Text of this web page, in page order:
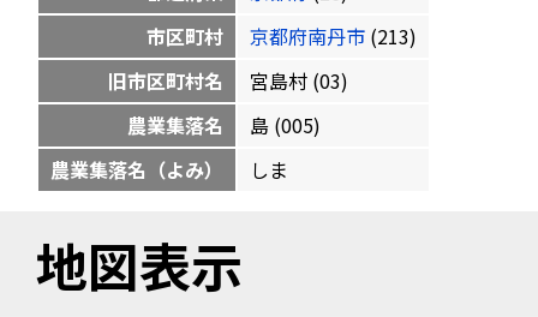
市区町村
京都府南丹市 (213)
旧市区町村名
宮島村 (03)
農業集落名
島 (005)
農業集落名（よみ）
しま
地図表示